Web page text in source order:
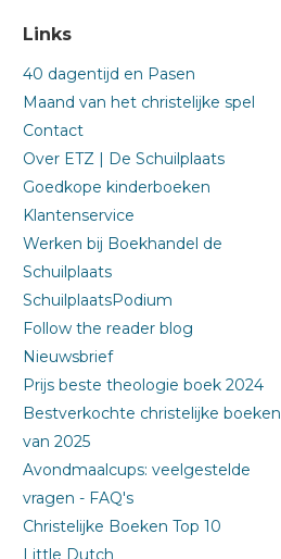
Links
40 dagentijd en Pasen
Maand van het christelijke spel
Contact
Over ETZ | De Schuilplaats
Goedkope kinderboeken
Klantenservice
Werken bij Boekhandel de
Schuilplaats
SchuilplaatsPodium
Follow the reader blog
Nieuwsbrief
Prijs beste theologie boek 2024
Bestverkochte christelijke boeken
van 2025
Avondmaalcups: veelgestelde
vragen - FAQ's
Christelijke Boeken Top 10
Little Dutch